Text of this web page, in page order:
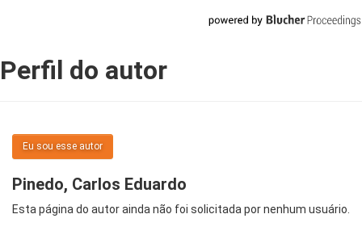
Perfil do autor
Eu sou esse autor
Pinedo, Carlos Eduardo
Esta página do autor ainda não foi solicitada por nenhum usuário.